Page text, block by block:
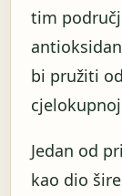
tim
bi pružiti
Jedan od
kao dio